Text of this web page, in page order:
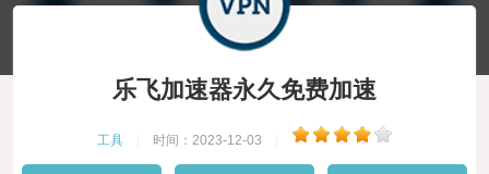
乐飞加速器永久免费加速
工具 时间：2023-12-03